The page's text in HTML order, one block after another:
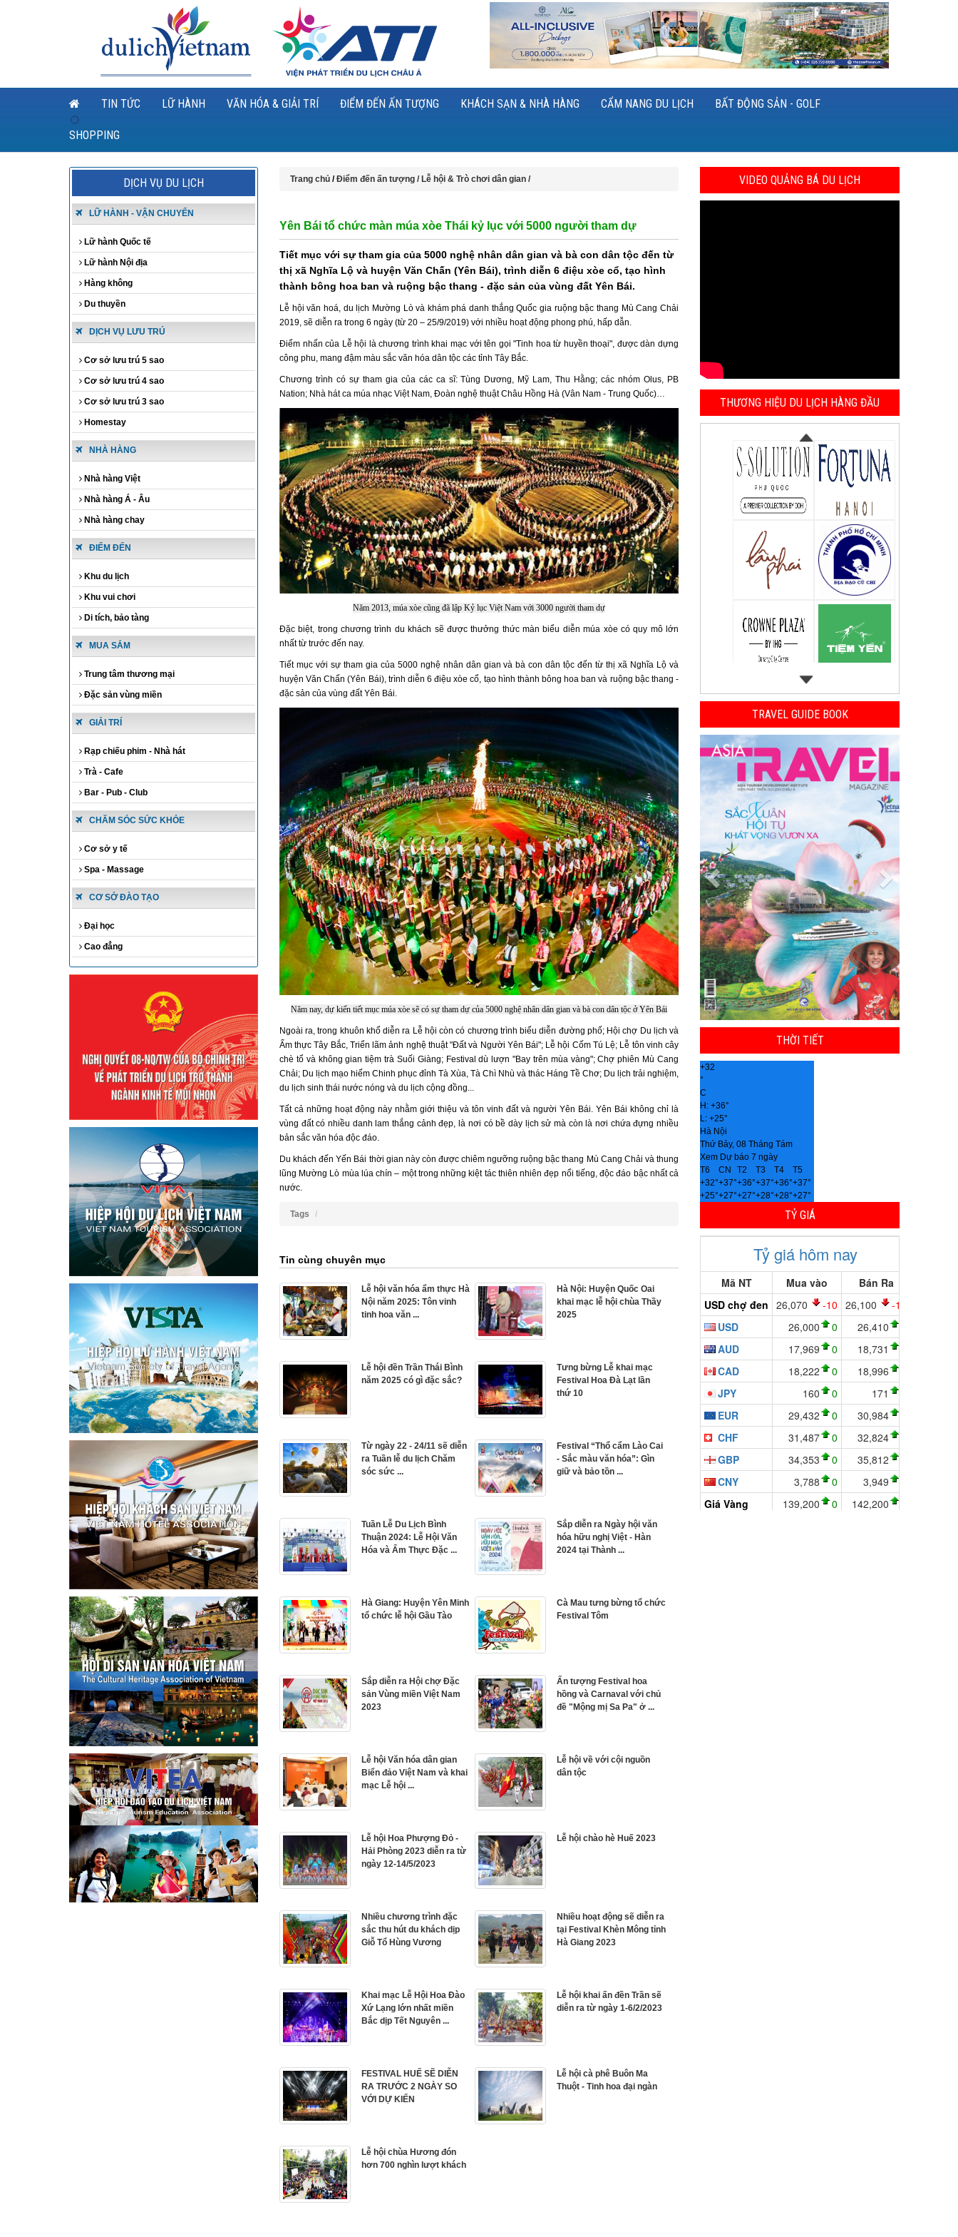
TIN TỨC LỮ HÀNH VĂN HÓA & GIẢI TRÍ ĐIỂM ĐẾN ẤN TƯỢNG KHÁCH SẠN & NHÀ HÀNG CẨM NANG DU LỊCH BẤT ĐỘNG SẢN - GOLF
SHOPPING
DỊCH VỤ DU LỊCH
LỮ HÀNH - VẬN CHUYỂN
Lữ hành Quốc tế
Lữ hành Nội địa
Hàng không
Du thuyền
DỊCH VỤ LƯU TRÚ
Cơ sở lưu trú 5 sao
Cơ sở lưu trú 4 sao
Cơ sở lưu trú 3 sao
Homestay
NHÀ HÀNG
Nhà hàng Việt
Nhà hàng Á - Âu
Nhà hàng chay
ĐIỂM ĐẾN
Khu du lịch
Khu vui chơi
Di tích, bảo tàng
MUA SẮM
Trung tâm thương mại
Đặc sản vùng miền
GIẢI TRÍ
Rạp chiếu phim - Nhà hát
Trà - Cafe
Bar - Pub - Club
CHĂM SÓC SỨC KHỎE
Cơ sở y tế
Spa - Massage
CƠ SỞ ĐÀO TẠO
Đại học
Cao đẳng
Trang chủ /Điểm đến ấn tượng / Lễ hội & Trò chơi dân gian /
Yên Bái tổ chức màn múa xòe Thái kỷ lục với 5000 người tham dự
Tiết mục với sự tham gia của 5000 nghệ nhân dân gian và bà con dân tộc đến từ
thị xã Nghĩa Lộ và huyện Văn Chấn (Yên Bái), trình diễn 6 điệu xòe cổ, tạo hình
thành bông hoa ban và ruộng bậc thang - đặc sản của vùng đất Yên Bái.
Lễ hội văn hoá, du lịch Mường Lò và khám phá danh thắng Quốc gia ruộng bậc thang Mù Cang Chải
2019, sẽ diễn ra trong 6 ngày (từ 20 – 25/9/2019) với nhiều hoạt động phong phú, hấp dẫn.
Điểm nhấn của Lễ hội là chương trình khai mạc với tên gọi "Tinh hoa từ huyền thoại", được dàn dựng
công phu, mang đậm màu sắc văn hóa dân tộc các tỉnh Tây Bắc.
Chương trình có sự tham gia của các ca sĩ: Tùng Dương, Mỹ Lam, Thu Hằng; các nhóm Olus, PB
Nation; Nhà hát ca múa nhạc Việt Nam, Đoàn nghệ thuật Châu Hồng Hà (Vân Nam - Trung Quốc)…
Năm 2013, múa xòe cũng đã lập Kỷ lục Việt Nam với 3000 người tham dự
Đặc biệt, trong chương trình du khách sẽ được thưởng thức màn biểu diễn múa xòe có quy mô lớn
nhất từ trước đến nay.
Tiết mục với sự tham gia của 5000 nghệ nhân dân gian và bà con dân tộc đến từ thị xã Nghĩa Lộ và
huyện Văn Chấn (Yên Bái), trình diễn 6 điệu xòe cổ, tạo hình thành bông hoa ban và ruộng bậc thang -
đặc sản của vùng đất Yên Bái.
Năm nay, dự kiến tiết mục múa xòe sẽ có sự tham dự của 5000 nghệ nhân dân gian và bà con dân tộc ở Yên Bái
Ngoài ra, trong khuôn khổ diễn ra Lễ hội còn có chương trình biểu diễn đường phố; Hội chợ Du lịch và
Ấm thực Tây Bắc, Triển lãm ảnh nghệ thuật "Đất và Người Yên Bái"; Lễ hội Cốm Tú Lệ; Lễ tôn vinh cây
chè tổ và không gian tiệm trà Suối Giàng; Festival dù lượn "Bay trên mùa vàng"; Chợ phiên Mù Cang
Chải; Du lịch mạo hiểm Chinh phục đỉnh Tà Xùa, Tà Chì Nhù và thác Háng Tề Chơ; Du lịch trải nghiệm,
du lịch sinh thái nước nóng và du lịch cộng đồng...
Tất cả những hoạt động này nhằm giới thiệu và tôn vinh đất và người Yên Bái. Yên Bái không chỉ là
vùng đất có nhiều danh lam thắng cảnh đẹp, là nơi có bề dày lịch sử mà còn là nơi chứa đựng nhiều
bản sắc văn hóa độc đáo.
Du khách đến Yến Bái thời gian này còn được chiêm ngưỡng ruộng bậc thang Mù Cang Chải và thung
lũng Mường Lò mùa lúa chín – một trong những kiệt tác thiên nhiên đẹp nổi tiếng, độc đáo bậc nhất cả
nước.
Tags
Tin cùng chuyên mục
Lễ hội văn hóa ẩm thực Hà
Nội năm 2025: Tôn vinh
tinh hoa văn ...
Hà Nội: Huyện Quốc Oai
khai mạc lễ hội chùa Thầy
2025
Lễ hội đền Trần Thái Bình
năm 2025 có gì đặc sắc?
Tưng bừng Lễ khai mạc
Festival Hoa Đà Lạt lần
thứ 10
Từ ngày 22 - 24/11 sẽ diễn
ra Tuần lễ du lịch Chăm
sóc sức ...
Festival “Thổ cẩm Lào Cai
- Sắc màu văn hóa”: Gìn
giữ và bảo tồn ...
Tuần Lễ Du Lịch Bình
Thuận 2024: Lễ Hội Văn
Hóa và Ẩm Thực Đặc ...
Sắp diễn ra Ngày hội văn
hóa hữu nghị Việt - Hàn
2024 tại Thành ...
Hà Giang: Huyện Yên Minh
tổ chức lễ hội Gầu Tào
Cà Mau tưng bừng tổ chức
Festival Tôm
Sắp diễn ra Hội chợ Đặc
sản Vùng miền Việt Nam
2023
Ấn tượng Festival hoa
hồng và Carnaval với chủ
đề "Mộng mị Sa Pa" ở ...
Lễ hội Văn hóa dân gian
Biển đảo Việt Nam và khai
mạc Lễ hội ...
Lễ hội về với cội nguồn
dân tộc
Lễ hội Hoa Phượng Đỏ -
Hải Phòng 2023 diễn ra từ
ngày 12-14/5/2023
Lễ hội chào hè Huế 2023
Nhiều chương trình đặc
sắc thu hút du khách dịp
Giỗ Tổ Hùng Vương
Nhiều hoạt động sẽ diễn ra
tại Festival Khèn Mông tỉnh
Hà Giang 2023
Khai mạc Lễ Hội Hoa Đào
Xứ Lạng lớn nhất miền
Bắc dịp Tết Nguyên ...
Lễ hội khai ấn đền Trần sẽ
diễn ra từ ngày 1-6/2/2023
FESTIVAL HUẾ SẼ DIỄN
RA TRƯỚC 2 NGÀY SO
VỚI DỰ KIẾN
Lễ hội cà phê Buôn Ma
Thuột - Tinh hoa đại ngàn
Lễ hội chùa Hương đón
hơn 700 nghìn lượt khách
VIDEO QUẢNG BÁ DU LỊCH
THƯƠNG HIỆU DU LỊCH HÀNG ĐẦU
TRAVEL GUIDE BOOK
Previous
THỜI TIẾT
+32
°
C
H: +36°
L: +25°
Hà Nội
Thứ Bảy, 08 Tháng Tám
Xem Dự báo 7 ngày
T6
CN T2 T3 T4
T5
+32°+37°+36°+37°+36°+37°
+25°+27°+27°+28°+28°+27°
TỶ GIÁ